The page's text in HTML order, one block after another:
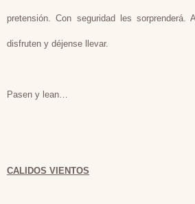
pretensión. Con seguridad les sorprenderá.
disfruten y déjense llevar.
Pasen y lean…
CALIDOS VIENTOS